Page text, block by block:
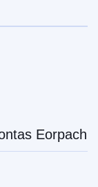
Eorpach